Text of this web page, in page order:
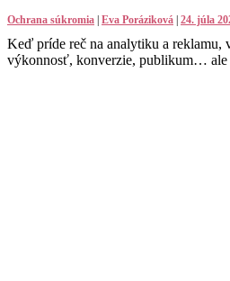
Ochrana súkromia | Eva Poráziková | 24. júla
Keď príde reč na analytiku a reklamu,
výkonnosť, konverzie, publikum… ale